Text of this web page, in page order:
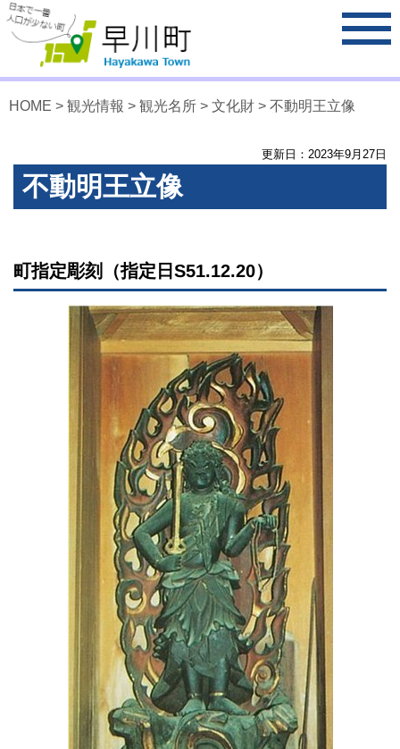
HOME > 観光情報 > 観光名所 > 文化財 > 不動明王立像
更新日： 2023年9 月 27 日
不動明王立像
町指定彫刻（指定日S51.12.20）